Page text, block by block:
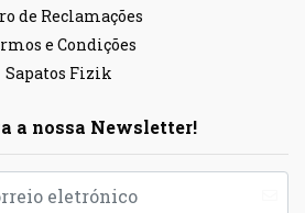
de Reclamações
e Condições
Sapatos Fizik
a nossa Newsletter!